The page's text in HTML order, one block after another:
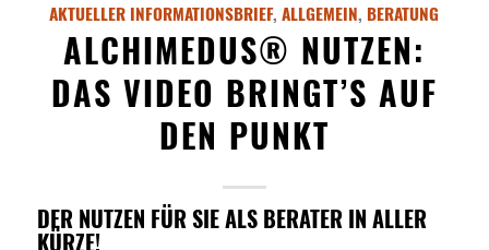
AKTUELLER INFORMATIONSBRIEF,ALLGEMEIN, BERATUNG
ALCHIMEDUS® NUTZEN:
DAS VIDEO BRINGT’S AUF
DEN PUNKT
DER NUTZEN FÜR SIE ALS BERATER IN ALLER
KÜRZE!